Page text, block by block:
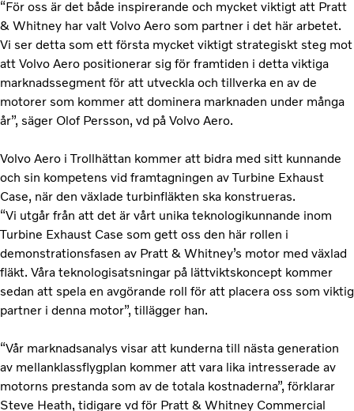
“För oss är det både inspirerande och mycket viktigt att Pratt
& Whitney har valt Volvo Aero som partner i det här arbetet.
Vi ser detta som ett första mycket viktigt strategiskt steg mot
att Volvo Aero positionerar sig för framtiden i detta viktiga
marknadssegment för att utveckla och tillverka en av de
motorer som kommer att dominera marknaden under många
år”, säger Olof Persson, vd på Volvo Aero.
Volvo Aero i Trollhättan kommer att bidra med sitt kunnande
och sin kompetens vid framtagningen av Turbine Exhaust
Case, när den växlade turbinfläkten ska konstrueras.
“Vi utgår från att det är vårt unika teknologikunnande inom
Turbine Exhaust Case som gett oss den här rollen i
demonstrationsfasen av Pratt & Whitney’s motor med växlad
fläkt. Våra teknologisatsningar på lättviktskoncept kommer
sedan att spela en avgörande roll för att placera oss som viktig
partner i denna motor”, tillägger han.
“Vår marknadsanalys visar att kunderna till nästa generation
av mellanklassflygplan kommer att vara lika intresserade av
motorns prestanda som av de totala kostnaderna”, förklarar
Steve Heath, tidigare vd för Pratt & Whitney Commercial